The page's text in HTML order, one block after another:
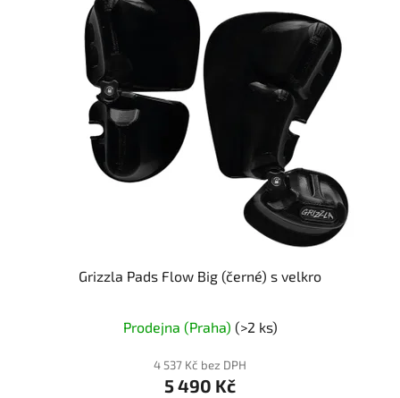
Grizzla Pads Flow Big (černé) s velkro
Prodejna (Praha) (>2 ks)
4 537 Kč bez DPH
5 490 Kč